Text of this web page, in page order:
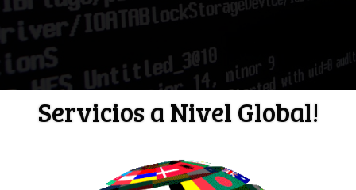
Servicios a Nivel Global!